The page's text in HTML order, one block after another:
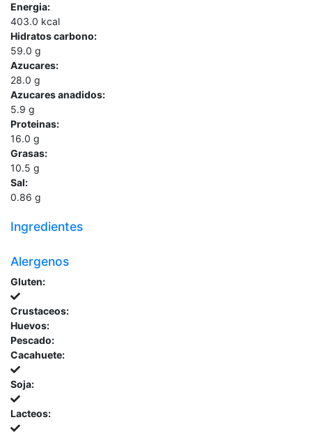
Energia:
403.0 kcal
Hidratos carbono:
59.0 g
Azucares:
28.0 g
Azucares anadidos:
5.9 g
Proteinas:
16.0 g
Grasas:
10.5 g
Sal:
0.86 g
Ingredientes
Alergenos
Gluten:
Crustaceos:
Huevos:
Pescado:
Cacahuete:
Soja:
Lacteos: